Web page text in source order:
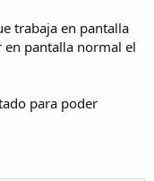
trabaja en pantalla
pantalla normal el
para poder